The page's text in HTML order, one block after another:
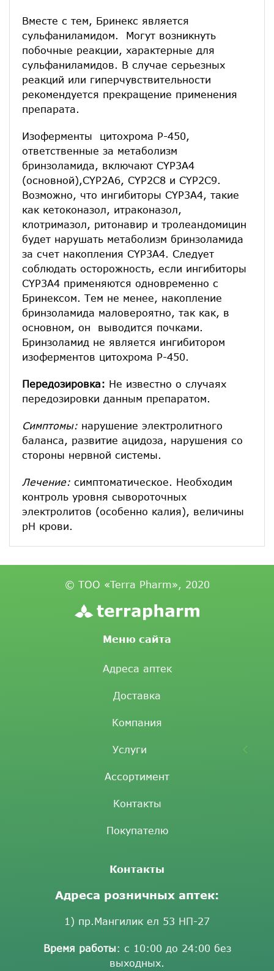
Вместе с тем, Бринекс является
сульфаниламидом. Могут возникнуть
побочные реакции, характерные для
сульфаниламидов. В случае серьезных
реакций или гиперчувствительности
рекомендуется прекращение применения
препарата.
Изоферменты цитохрома Р-450,
ответственные за метаболизм
бринзоламида, включают CYP3A4
(основной),CYP2A6, CYP2C8 и CYP2C9.
Возможно, что ингибиторы CYP3A4, такие
как кетоконазол, итраконазол,
клотримазол, ритонавир и тролеандомицин
будет нарушать метаболизм бринзоламида
за счет накопления CYP3A4. Следует
соблюдать осторожность, если ингибиторы
CYP3A4 применяются одновременно с
Бринексом. Тем не менее, накопление
бринзоламида маловероятно, так как, в
основном, он выводится почками.
Бринзоламид не является ингибитором
изоферментов цитохрома Р-450.
Передозировка: Не известно о случаях
передозировки данным препаратом.
Симптомы: нарушение электролитного
баланса, развитие ацидоза, нарушения со
стороны нервной системы.
Лечение: симптоматическое. Необходим
контроль уровня сывороточных
электролитов (особенно калия), величины
рН крови.
© ТОО «Terra Pharm», 2020
Меню сайта
Адреса аптек
Доставка
Компания
Услуги
Ассортимент
Контакты
Покупателю
Контакты
Адреса розничных аптек:
1) пр.Мангилик ел 53 НП-27
Время работы: с 10:00 до 24:00 без
выходных.